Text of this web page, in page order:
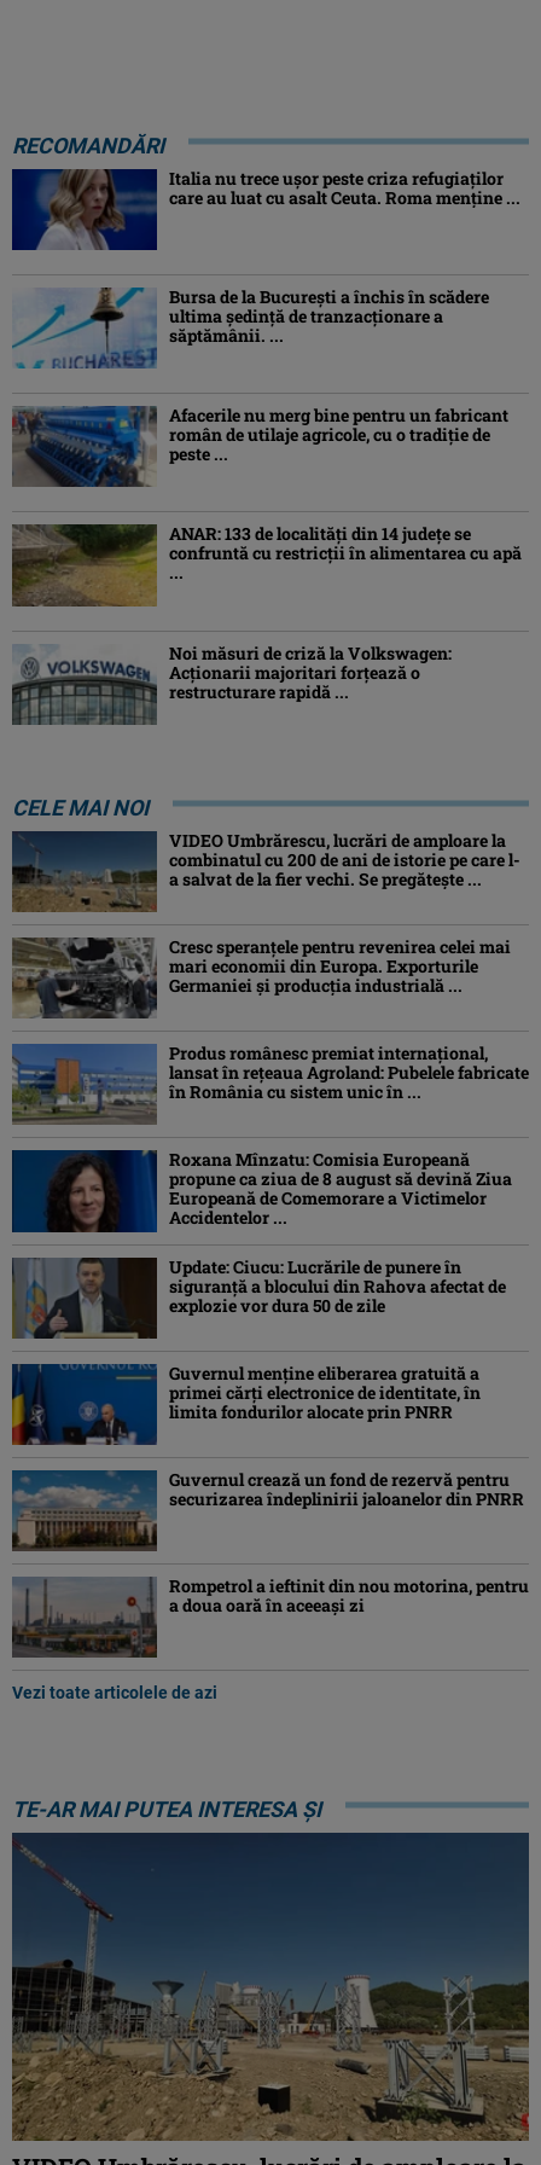
RECOMANDĂRI
Italia nu trece ușor peste criza refugiaților
care au luat cu asalt Ceuta. Roma menține ...
Bursa de la București a închis în scădere
ultima ședință de tranzacționare a
săptămânii. ...
Afacerile nu merg bine pentru un fabricant
român de utilaje agricole, cu o tradiție de
peste ...
ANAR: 133 de localități din 14 județe se
confruntă cu restricții în alimentarea cu apă
...
Noi măsuri de criză la Volkswagen:
Acționarii majoritari forțează o
restructurare rapidă ...
CELE MAI NOI
VIDEO Umbrărescu, lucrări de amploare la
combinatul cu 200 de ani de istorie pe care l-
a salvat de la fier vechi. Se pregătește ...
Cresc speranțele pentru revenirea celei mai
mari economii din Europa. Exporturile
Germaniei și producția industrială ...
Produs românesc premiat internațional,
lansat în rețeaua Agroland: Pubelele fabricate
în România cu sistem unic în ...
Roxana Mînzatu: Comisia Europeană
propune ca ziua de 8 august să devină Ziua
Europeană de Comemorare a Victimelor
Accidentelor ...
Update: Ciucu: Lucrările de punere în
siguranță a blocului din Rahova afectat de
explozie vor dura 50 de zile
Guvernul menține eliberarea gratuită a
primei cărţi electronice de identitate, în
limita fondurilor alocate prin PNRR
Guvernul crează un fond de rezervă pentru
securizarea îndeplinirii jaloanelor din PNRR
Rompetrol a ieftinit din nou motorina, pentru
a doua oară în aceeași zi
Vezi toate articolele de azi
TE-AR MAI PUTEA INTERESA ȘI